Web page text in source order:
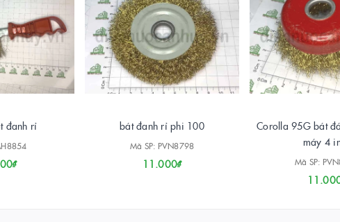
đanh rỉ bát đanh rỉ phi 100
Mã SP: PVN8798
11.000₫
Corolla 95G bát
máy 4
Mã SP: